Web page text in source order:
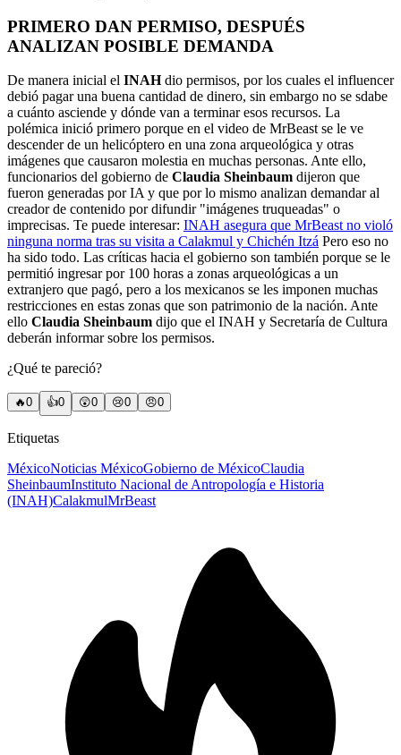
PRIMERO DAN PERMISO, DESPUÉS
ANALIZAN POSIBLE DEMANDA
De manera inicial el INAHdio permisos, por los cuales el influencer
debió pagar una buena cantidad de dinero, sin embargo no se sdabe
a cuánto asciende y dónde van a terminar esos recursos. La
polémica inició primero porque en el video de MrBeast se le ve
descender de un helicóptero en una zona arqueológica y otras
imágenes que causaron molestia en muchas personas. Ante ello,
funcionarios del gobierno de Claudia Sheinbaum dijeron que
fueron generadas por IA y que por lo mismo analizan demandar al
creador de contenido por difundir "imágenes truqueadas" o
imprecisas. Te puede interesar: INAH asegura que MrBeast no violó
ninguna norma tras su visita a Calakmul y Chichén Itzá Pero eso no
ha sido todo. Las críticas hacia el gobierno son también porque se le
permitió ingresar por 100 horas a zonas arqueológicas a un
extranjero que pagó, pero a los mexicanos se les imponen muchas
restricciones en estas zonas que son patrimonio de la nación. Ante
ello Claudia Sheinbaum dijo que el INAH y Secretaría de Cultura
deberán informar sobre los permisos.
¿Qué te pareció?
🔥0 👍0 😲0 😢0 😠0
Etiquetas
MéxicoNoticias MéxicoGobierno de MéxicoClaudia
SheinbaumInstituto Nacional de Antropología e Historia
(INAH)CalakmulMrBeast